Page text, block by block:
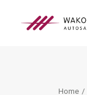
Home